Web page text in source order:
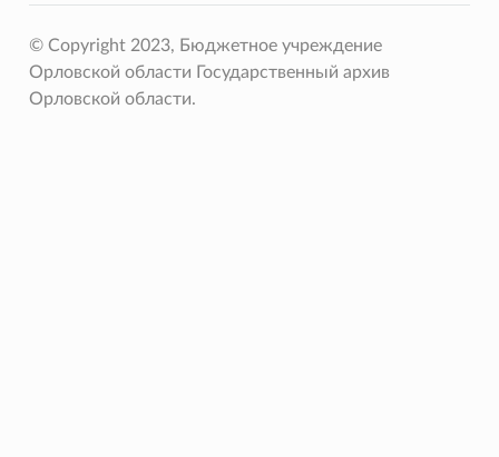
© Copyright 2023, Бюджетное учреждение
Орловской области Государственный архив
Орловской области.